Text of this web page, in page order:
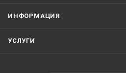
ИНФОРМАЦИЯ
УСЛУГИ